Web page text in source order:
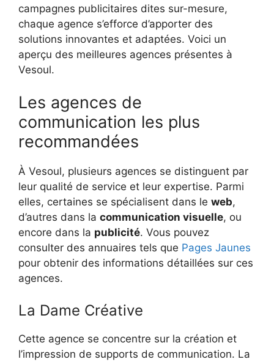
campagnes publicitaires dites sur-mesure,
chaque agence s’efforce d’apporter des
solutions innovantes et adaptées. Voici un
aperçu des meilleures agences présentes à
Vesoul.
Les agences de
communication les plus
recommandées
À Vesoul, plusieurs agences se distinguent par
leur qualité de service et leur expertise. Parmi
elles, certaines se spécialisent dans le web,
d’autres dans la communication visuelle, ou
encore dans la publicité. Vous pouvez
consulter des annuaires tels que Pages Jaunes
pour obtenir des informations détaillées sur ces
agences.
La Dame Créative
Cette agence se concentre sur la création et
l’impression de supports de communication. La